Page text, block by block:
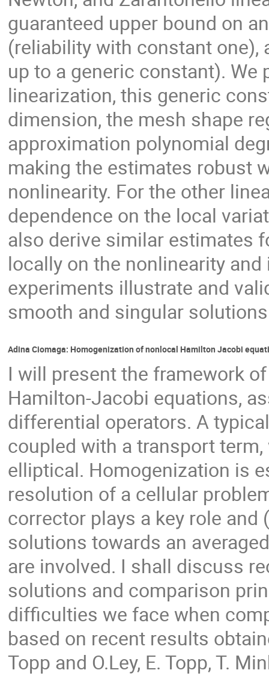
guaranteed upper bound on
(reliability with constant
up to a generic constant).
linearization, this generic
dimension, the mesh shape
approximation polynomial
making the estimates robust
nonlinearity. For the other
dependence on the local
also derive similar estimates
locally on the nonlinearity
experiments illustrate and
smooth and singular
Adina Ciomaga: Homogenization of nonlocal Hamilton Jacobi
I will present the framework
Hamilton-Jacobi equations,
differential operators. A
coupled with a transport
elliptical. Homogenization is
resolution of a cellular
corrector plays a key role
solutions towards an
are involved. I shall discuss
solutions and comparison
difficulties we face when
based on recent results
Topp and O.Ley, E. Topp, T.